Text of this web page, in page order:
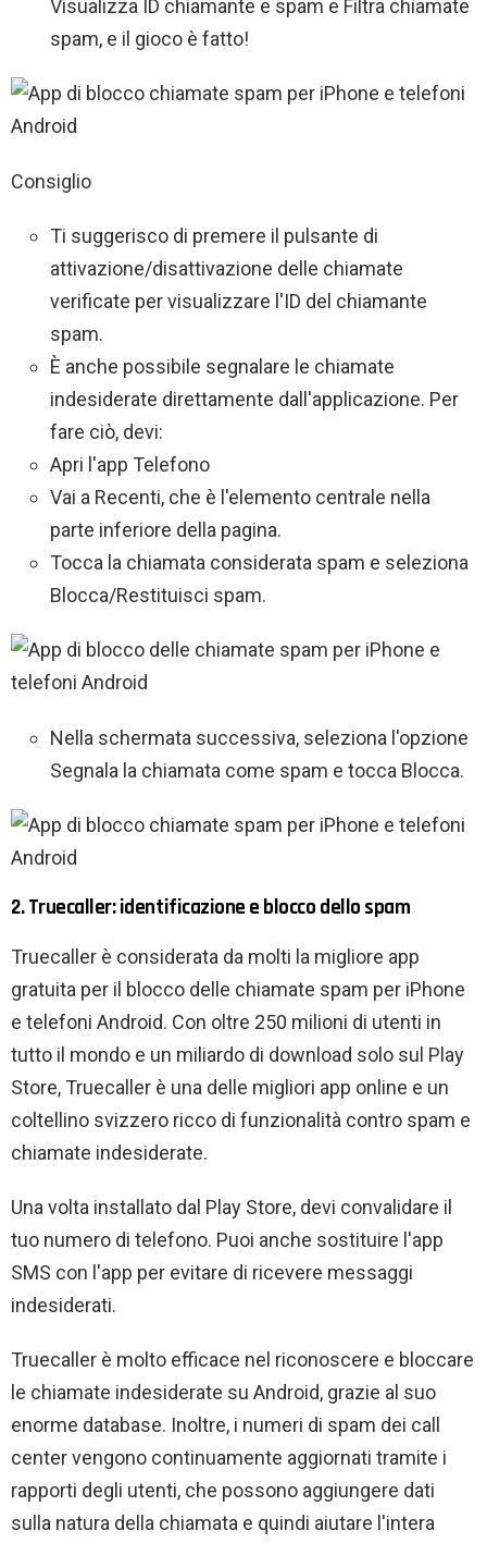
Visualizza ID chiamante e spam e Filtra chiamate
spam, e il gioco è fatto!
Consiglio
Ti suggerisco di premere il pulsante di
attivazione/disattivazione delle chiamate
verificate per visualizzare l'ID del chiamante
spam.
È anche possibile segnalare le chiamate
indesiderate direttamente dall'applicazione. Per
fare ciò, devi:
Apri l'app Telefono
Vai a Recenti, che è l'elemento centrale nella
parte inferiore della pagina.
Tocca la chiamata considerata spam e seleziona
Blocca/Restituisci spam.
Nella schermata successiva, seleziona l'opzione
Segnala la chiamata come spam e tocca Blocca.
2. Truecaller: identificazione e blocco dello spam
Truecaller è considerata da molti la migliore app
gratuita per il blocco delle chiamate spam per iPhone
e telefoni Android. Con oltre 250 milioni di utenti in
tutto il mondo e un miliardo di download solo sul Play
Store, Truecaller è una delle migliori app online e un
coltellino svizzero ricco di funzionalità contro spam e
chiamate indesiderate.
Una volta installato dal Play Store, devi convalidare il
tuo numero di telefono. Puoi anche sostituire l'app
SMS con l'app per evitare di ricevere messaggi
indesiderati.
Truecaller è molto efficace nel riconoscere e bloccare
le chiamate indesiderate su Android, grazie al suo
enorme database. Inoltre, i numeri di spam dei call
center vengono continuamente aggiornati tramite i
rapporti degli utenti, che possono aggiungere dati
sulla natura della chiamata e quindi aiutare l'intera